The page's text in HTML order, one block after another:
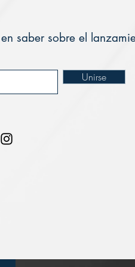
saber sobre el
Unirse